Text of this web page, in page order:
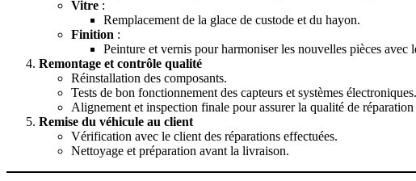
Vitre :
Remplacement de la glace de custode et du hayon.
Finition :
Peinture et vernis pour harmoniser les nouvelles pièces avec
Remontage et contrôle qualité
Réinstallation des composants.
Tests de bon fonctionnement des capteurs et systèmes électroniques.
Alignement et inspection finale pour assurer la qualité de
Remise du véhicule au client
Vérification avec le client des réparations effectuées.
Nettoyage et préparation avant la livraison.